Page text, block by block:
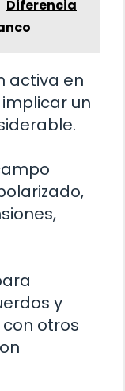
Diferencia
activa en
un
y
otros